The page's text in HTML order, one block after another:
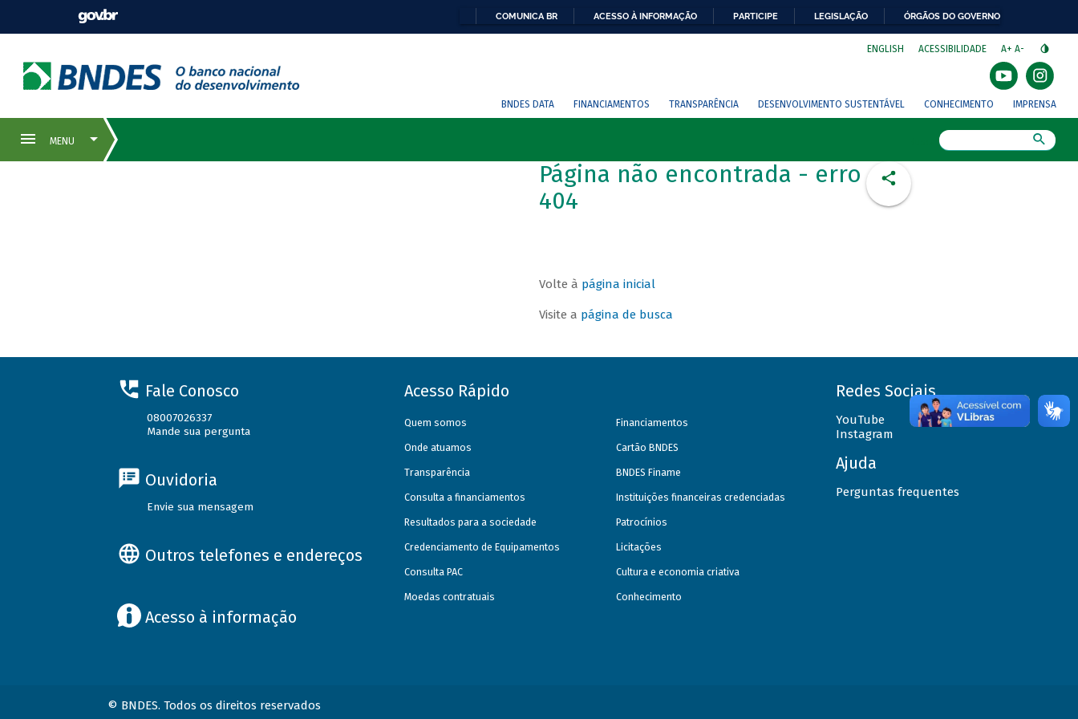
COMUNICA BR ACESSO À INFORMAÇÃO PARTICIPE LEGISLAÇÃO ÓRGÃOS DO GOVERNO
ENGLISH ACESSIBILIDADE A+ A-
BNDES DATA FINANCIAMENTOS TRANSPARÊNCIA DESENVOLVIMENTO SUSTENTÁVEL CONHECIMENTO IMPRENSA
Página não encontrada - erro
404
Volte à página inicial
Visite a página de busca
Fale Conosco
08007026337
Mande sua pergunta
Ouvidoria
Envie sua mensagem
Outros telefones e endereços
Acesso à informação
Acesso Rápido
Quem somos
Onde atuamos
Transparência
Consulta a financiamentos
Resultados para a sociedade
Credenciamento de Equipamentos
Consulta PAC
Moedas contratuais
Financiamentos
Cartão BNDES
BNDES Finame
Instituições financeiras credenciadas
Patrocínios
Licitações
Cultura e economia criativa
Conhecimento
Redes Sociais
YouTube
Instagram
Ajuda
Perguntas frequentes
© BNDES. Todos os direitos reservados